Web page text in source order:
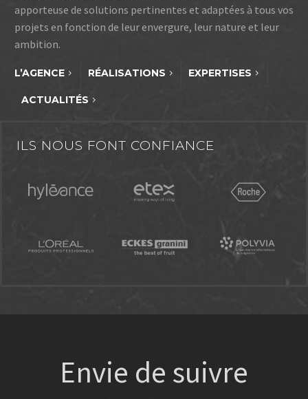
apporteuse de solutions pertinentes et adaptées à tous vos
projets en fonction de leur envergure, leur nature et leur
ambition.
L’AGENCE RÉALISATIONS EXPERTISES
ACTUALITÉS
ILS NOUS FONT CONFIANCE
Envie de suivre